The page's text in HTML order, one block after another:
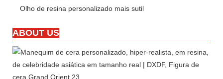
Olho de resina personalizado mais sutil
ABOUT US